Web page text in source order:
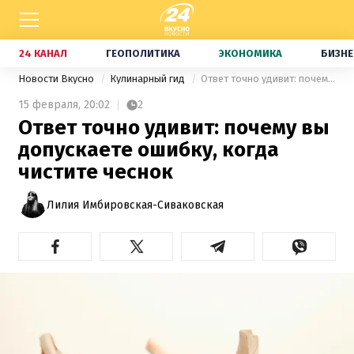
24 КАНАЛ ГЕОПОЛИТИКА ЭКОНОМИКА
Новости Вкусно Кулинарный гид Ответ точно удивит: почему вы допускаете ошибку, когда чистите чеснок
15 февраля, 20:02 2
Ответ точно удивит: почему вы
допускаете ошибку, когда
чистите чеснок
Лилия Имбировская-Сиваковская